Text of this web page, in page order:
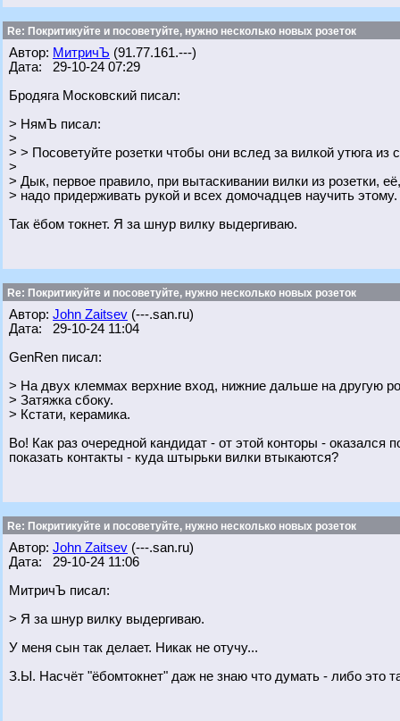
Re: Покритикуйте и посоветуйте, нужно несколько новых розеток
Автор: МитричЪ (91.77.161.---)
Дата: 29-10-24 07:29
Бродяга Московский писал:
> НямЪ писал:
>
> > Посоветуйте розетки чтобы они вслед за вилкой утюга из
>
> Дык, первое правило, при вытаскивании вилки из розетки,
> надо придерживать рукой и всех домочадцев научить этому.
Так ёбом токнет. Я за шнур вилку выдергиваю.
Re: Покритикуйте и посоветуйте, нужно несколько новых розеток
Автор: John Zaitsev (---.san.ru)
Дата: 29-10-24 11:04
GenRen писал:
> На двух клеммах верхние вход, нижние дальше на другую
> Затяжка сбоку.
> Кстати, керамика.
Во! Как раз очередной кандидат - от этой конторы -
показать контакты - куда штырьки вилки втыкаются?
Re: Покритикуйте и посоветуйте, нужно несколько новых розеток
Автор: John Zaitsev (---.san.ru)
Дата: 29-10-24 11:06
МитричЪ писал:
> Я за шнур вилку выдергиваю.
У меня сын так делает. Никак не отучу...
З.Ы. Насчёт "ёбомтокнет" даж не знаю что думать - либо это